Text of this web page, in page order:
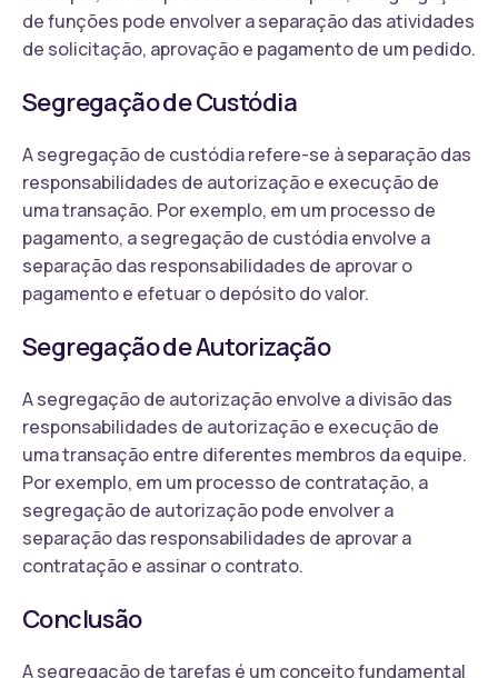
de funções pode envolver a separação das atividades
de solicitação, aprovação e pagamento de um pedido.
Segregação de Custódia
A segregação de custódia refere-se à separação das
responsabilidades de autorização e execução de
uma transação. Por exemplo, em um processo de
pagamento, a segregação de custódia envolve a
separação das responsabilidades de aprovar o
pagamento e efetuar o depósito do valor.
Segregação de Autorização
A segregação de autorização envolve a divisão das
responsabilidades de autorização e execução de
uma transação entre diferentes membros da equipe.
Por exemplo, em um processo de contratação, a
segregação de autorização pode envolver a
separação das responsabilidades de aprovar a
contratação e assinar o contrato.
Conclusão
A segregação de tarefas é um conceito fundamental